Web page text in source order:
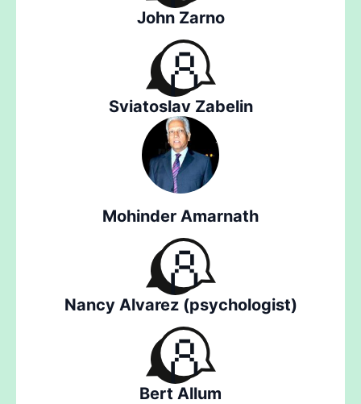
John Zarno
Sviatoslav Zabelin
Mohinder Amarnath
Nancy Alvarez (psychologist)
Bert Allum